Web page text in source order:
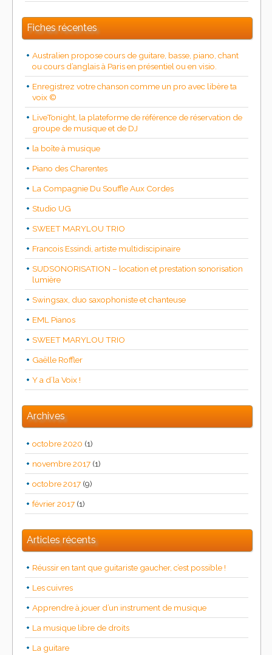
Fiches récentes
Australien propose cours de guitare, basse, piano, chant
ou cours d’anglais à Paris en présentiel ou en visio.
Enregistrez votre chanson comme un pro avec libère ta
voix ©
LiveTonight, la plateforme de référence de réservation de
groupe de musique et de DJ
la boîte à musique
Piano des Charentes
La Compagnie Du Souffle Aux Cordes
Studio UG
SWEET MARYLOU TRIO
Francois Essindi, artiste multidiscipinaire
SUDSONORISATION – location et prestation sonorisation
lumière
Swingsax, duo saxophoniste et chanteuse
EML Pianos
SWEET MARYLOU TRIO
Gaëlle Roffler
Y a d’la Voix !
Archives
octobre 2020 (1)
novembre 2017 (1)
octobre 2017 (9)
février 2017 (1)
Articles récents
Réussir en tant que guitariste gaucher, c’est possible !
Les cuivres
Apprendre à jouer d’un instrument de musique
La musique libre de droits
La guitare